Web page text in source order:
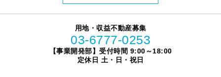
用地・収益不動産募集
03-6777-0253
【事業開発部】受付時間 9:00～18:00
定休日 土・日・祝日